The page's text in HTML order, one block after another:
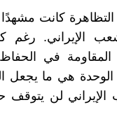
التظاهرة كانت
الإيراني. رغم
في
هي ما يجعل
الإيراني لن